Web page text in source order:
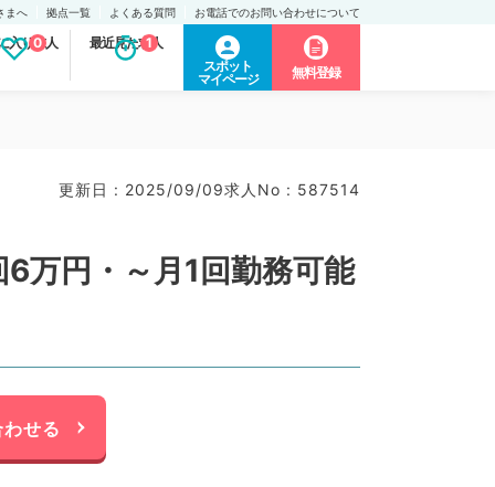
まへ 拠点一覧 よくある質問 お電話でのお問い合わせについて
入り求人
0 最近見た求人
1
スポット
マイページ
無料登録
更新日 : 2025/09/09求人No : 587514
万円・～月1回勤務可能
せる